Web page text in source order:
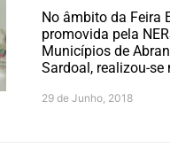
No âmbito da Feira
promovida pela
Municípios de
Sardoal, realizou-
29 de Junho, 2018